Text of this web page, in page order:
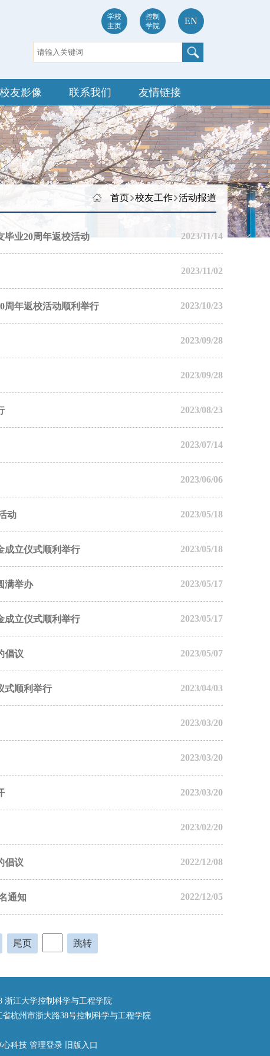
学校
主页
控制
学院
EN
校友影像 联系我们 友情链接
首页 校友工作 活动报道
业20周年返校活动 2023/11/14
2023/11/02
年返校活动顺利举行 2023/10/23
2023/09/28
2023/09/28
2023/08/23
2023/07/14
2023/06/06
动 2023/05/18
成立仪式顺利举行 2023/05/18
满举办 2023/05/17
成立仪式顺利举行 2023/05/17
倡议 2023/05/07
式顺利举行 2023/04/03
2023/03/20
2023/03/20
2023/03/20
2023/02/20
倡议 2022/12/08
通知 2022/12/05
尾页 跳转
浙江大学控制科学与工程学院
杭州市浙大路38号控制科学与工程学院
心科技 管理登录 旧版入口